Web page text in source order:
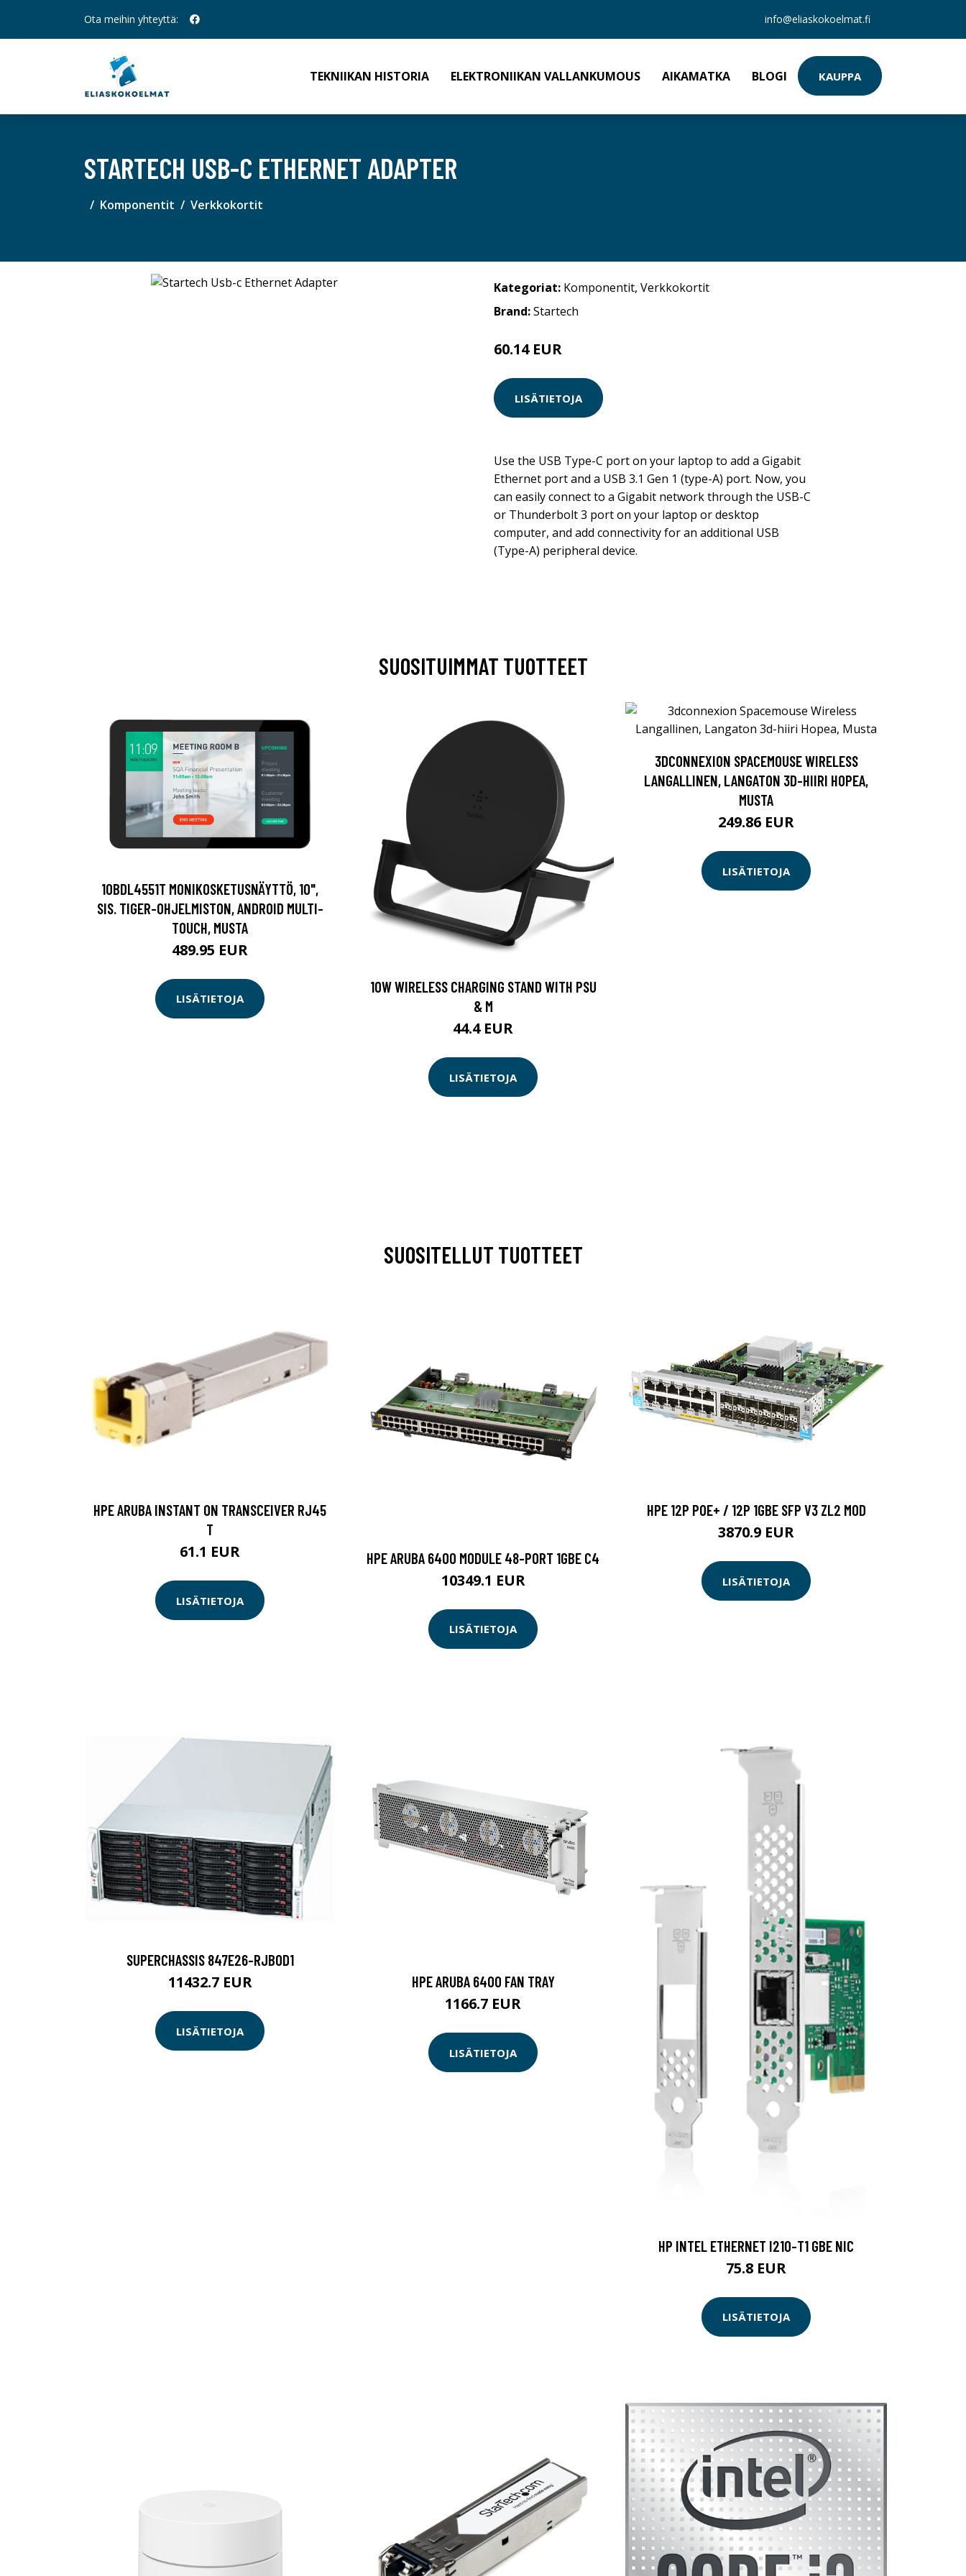
Ota meihin yhteyttä: info@eliaskokoelmat.fi
TEKNIIKAN HISTORIA ELEKTRONIIKAN VALLANKUMOUS AIKAMATKA BLOGI KAUPPA
STARTECH USB-C ETHERNET ADAPTER
Komponentit Verkkokortit
Kategoriat: Komponentit, Verkkokortit
Brand:Startech
60.14 EUR
LISÄTIETOJA
Use the USB Type-C port on your laptop to add a Gigabit
Ethernet port and a USB 3.1 Gen 1 (type-A) port. Now, you
can easily connect to a Gigabit network through the USB-C
or Thunderbolt 3 port on your laptop or desktop
computer, and add connectivity for an additional USB
(Type-A) peripheral device.
SUOSITUIMMAT TUOTTEET
10BDL4551T MONIKOSKETUSNÄYTTÖ, 10",
SIS. TIGER-OHJELMISTON, ANDROID MULTI-
TOUCH, MUSTA
489.95 EUR
LISÄTIETOJA
10W WIRELESS CHARGING STAND WITH PSU
& M
44.4 EUR
LISÄTIETOJA
3DCONNEXION SPACEMOUSE WIRELESS
LANGALLINEN, LANGATON 3D-HIIRI HOPEA,
MUSTA
249.86 EUR
LISÄTIETOJA
SUOSITELLUT TUOTTEET
HPE ARUBA INSTANT ON TRANSCEIVER RJ45
T
61.1 EUR
LISÄTIETOJA
HPE ARUBA 6400 MODULE 48-PORT 1GBE C4
10349.1 EUR
LISÄTIETOJA
HPE 12P POE+ / 12P 1GBE SFP V3 ZL2 MOD
3870.9 EUR
LISÄTIETOJA
SUPERCHASSIS 847E26-RJBOD1
11432.7 EUR
LISÄTIETOJA
HPE ARUBA 6400 FAN TRAY
1166.7 EUR
LISÄTIETOJA
HP INTEL ETHERNET I210-T1 GBE NIC
75.8 EUR
LISÄTIETOJA